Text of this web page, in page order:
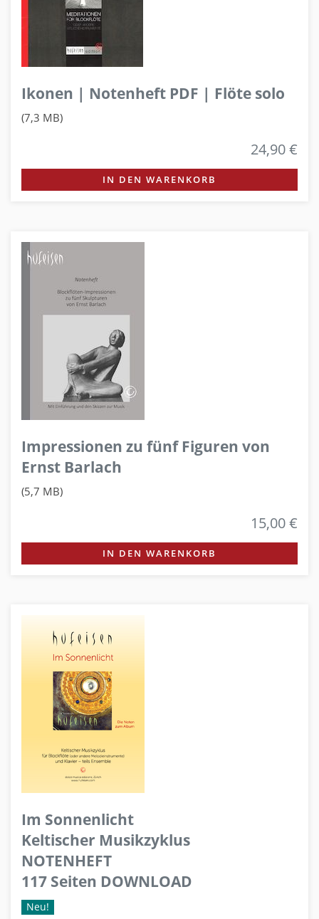
Ikonen | Notenheft PDF | Flöte solo
(7,3 MB)
24,90 €
IN DEN WARENKORB
Impressionen zu fünf Figuren von
Ernst Barlach
(5,7 MB)
15,00 €
IN DEN WARENKORB
Im Sonnenlicht
Keltischer Musikzyklus
NOTENHEFT
117 Seiten DOWNLOAD
Neu!